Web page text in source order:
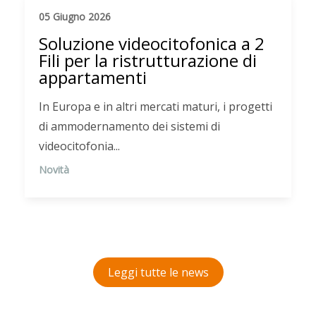
05 Giugno 2026
Soluzione videocitofonica a 2
Fili per la ristrutturazione di
appartamenti
In Europa e in altri mercati maturi, i progetti
di ammodernamento dei sistemi di
videocitofonia...
Novità
Leggi tutte le news